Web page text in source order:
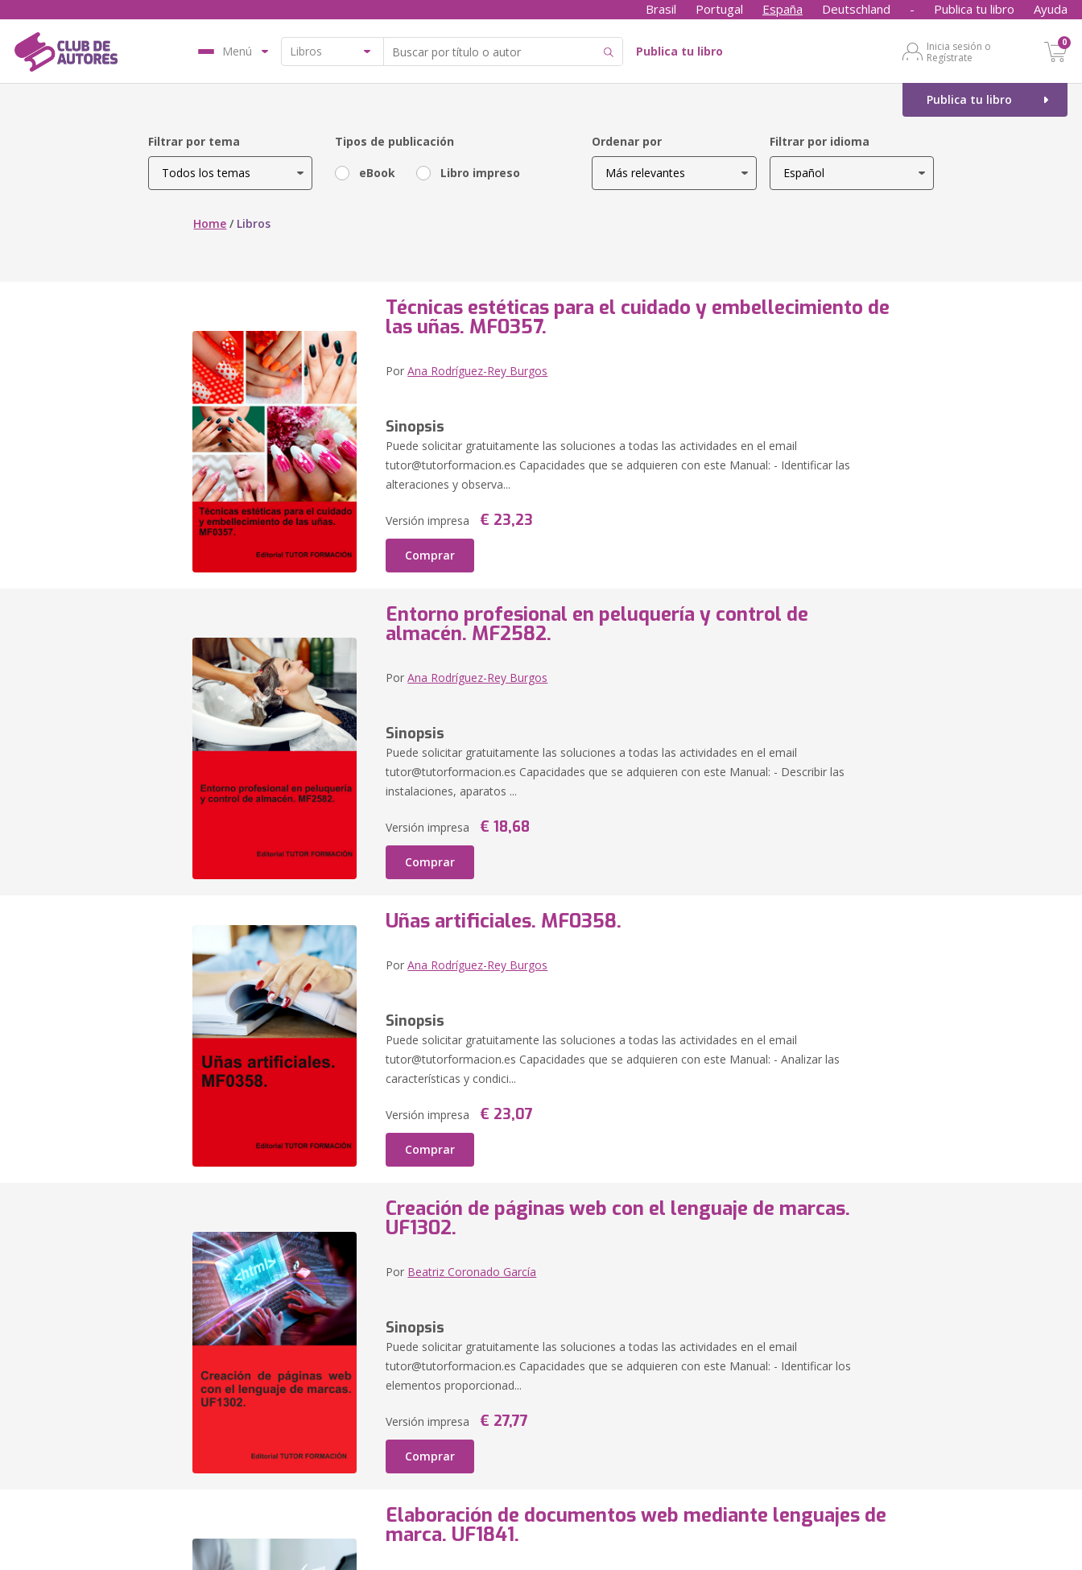
Brasil Portugal España Deutschland - Publica tu libro Ayuda
Menú Publica tu libro
Inicia sesión o
Regístrate
0
Publica tu libro
Filtrar por tema Tipos de publicación
eBook Libro impreso
Ordenar por Filtrar por idioma
Home / Libros
Técnicas estéticas para el cuidado y embellecimiento de
las uñas. MF0357.
PorAna Rodríguez-Rey Burgos
Sinopsis
Puede solicitar gratuitamente las soluciones a todas las actividades en el email
tutor@tutorformacion.es Capacidades que se adquieren con este Manual: - Identificar las
alteraciones y observa...
Versión impresa € 23,23
Comprar
Entorno profesional en peluquería y control de
almacén. MF2582.
PorAna Rodríguez-Rey Burgos
Sinopsis
Puede solicitar gratuitamente las soluciones a todas las actividades en el email
tutor@tutorformacion.es Capacidades que se adquieren con este Manual: - Describir las
instalaciones, aparatos ...
Versión impresa € 18,68
Comprar
Uñas artificiales. MF0358.
PorAna Rodríguez-Rey Burgos
Sinopsis
Puede solicitar gratuitamente las soluciones a todas las actividades en el email
tutor@tutorformacion.es Capacidades que se adquieren con este Manual: - Analizar las
características y condici...
Versión impresa € 23,07
Comprar
Creación de páginas web con el lenguaje de marcas.
UF1302.
Por Beatriz Coronado García
Sinopsis
Puede solicitar gratuitamente las soluciones a todas las actividades en el email
tutor@tutorformacion.es Capacidades que se adquieren con este Manual: - Identificar los
elementos proporcionad...
Versión impresa € 27,77
Comprar
Elaboración de documentos web mediante lenguajes de
marca. UF1841.